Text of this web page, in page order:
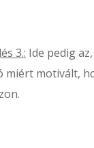
3.: Ide pedig
miért motivált,